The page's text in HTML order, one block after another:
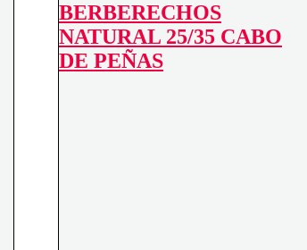
BERBERECHOS
NATURAL 25/35 CABO
DE PEÑAS